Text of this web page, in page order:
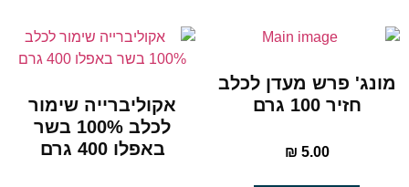
מונג' פרש מעדן לכלב
חזיר 100 גרם
₪ 5.00
אקוליברייה שימור
לכלב 100% בשר
באפלו 400 גרם